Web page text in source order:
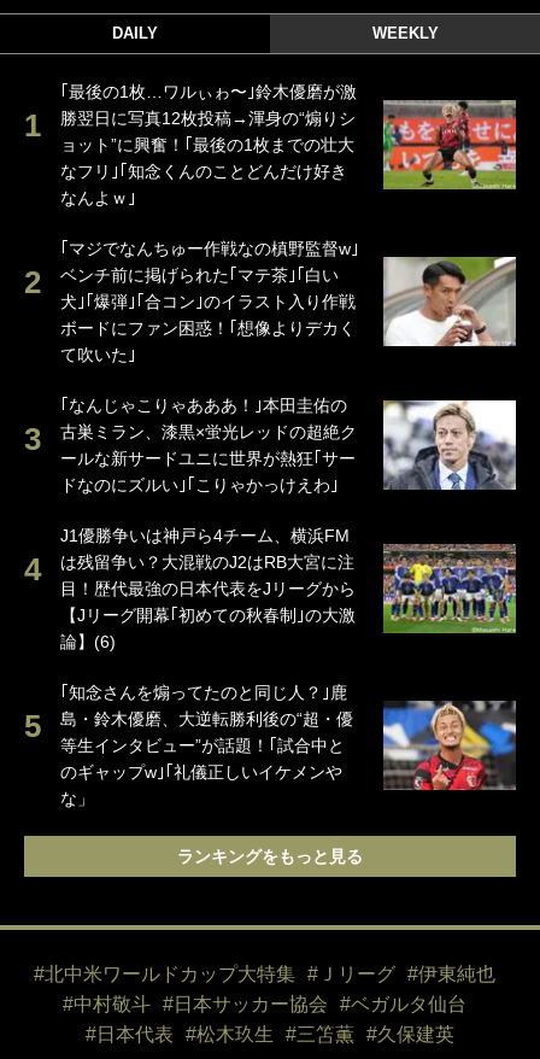
DAILY WEEKLY
｢最後の1枚…ワルぃゎ〜｣鈴木優磨が激
勝翌日に写真12枚投稿→渾身の“煽りシ
ョット”に興奮！｢最後の1枚までの壮大
なフリ｣｢知念くんのことどんだけ好き
なんよｗ｣
｢マジでなんちゅー作戦なの槙野監督w｣
ベンチ前に掲げられた｢マテ茶｣｢白い
犬｣｢爆弾｣｢合コン｣のイラスト入り作戦
ボードにファン困惑！｢想像よりデカく
て吹いた｣
｢なんじゃこりゃあああ！｣本田圭佑の
古巣ミラン、漆黒×蛍光レッドの超絶ク
ールな新サードユニに世界が熱狂｢サー
ドなのにズルい｣｢こりゃかっけえわ｣
J1優勝争いは神戸ら4チーム、横浜FM
は残留争い？大混戦のJ2はRB大宮に注
目！歴代最強の日本代表をJリーグから
【Jリーグ開幕｢初めての秋春制｣の大激
論】(6)
｢知念さんを煽ってたのと同じ人？｣鹿
島・鈴木優磨、大逆転勝利後の“超・優
等生インタビュー”が話題！｢試合中と
のギャップw｣｢礼儀正しいイケメンや
な」
ランキングをもっと見る
#北中米ワールドカップ大特集 #Ｊリーグ
#伊東純也
#中村敬斗
#日本サッカー協会
#ベガルタ仙台
#日本代表
#松木玖生 #三笘薫 #久保建英